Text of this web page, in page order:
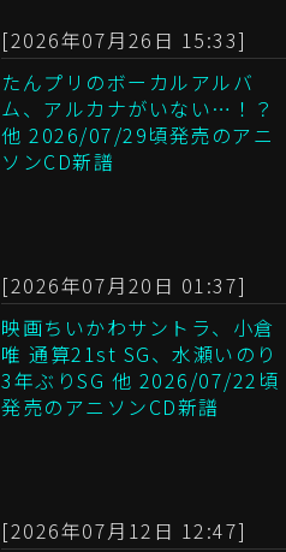
[2026年07月26日 15:33]
たんプリのボーカルアルバ
ム、アルカナがいない…！？
他 2026/07/29頃発売のアニ
ソンCD新譜
[2026年07月20日 01:37]
映画ちいかわサントラ、小倉
唯 通算21st SG、水瀬いのり
3年ぶりSG 他 2026/07/22頃
発売のアニソンCD新譜
[2026年07月12日 12:47]